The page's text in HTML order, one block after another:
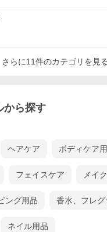
さらに11件のカテゴリを見る
から探す
ヘアケア ボディケア
フェイスケア メイ
ング用品 香水、フレグ
ネイル用品